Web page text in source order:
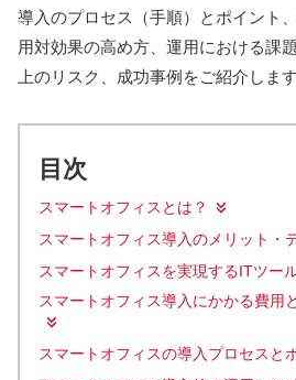
導入のプロセス（手順）とポイント
用対効果の高め方、運用における課
上のリスク、成功事例をご紹介します
目次
スマートオフィスとは？
スマートオフィス導入のメリット・
スマートオフィスを実現するITツー
スマートオフィス導入にかかる費用
スマートオフィスの導入プロセスと